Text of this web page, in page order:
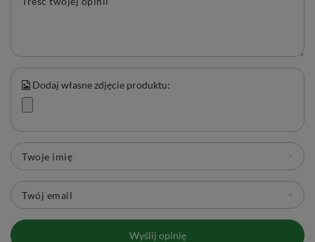
Dodaj własne zdjęcie produktu:
Twoje imię
Twój email
Wyślij opinię